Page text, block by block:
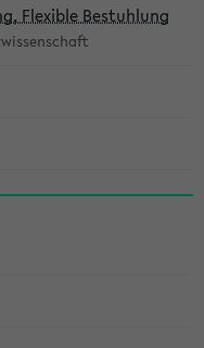
Flexible Bestuhlung